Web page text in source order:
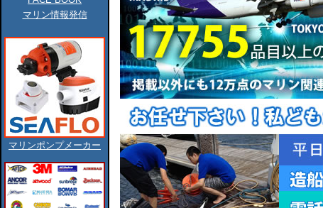
マリン情報発信
マリンポンプメーカー